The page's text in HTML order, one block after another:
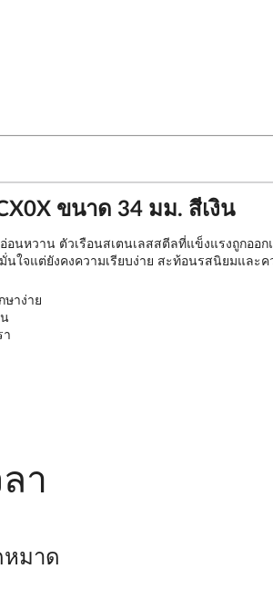
ขนาด 34 มม. สีเงิน
นหวาน ตัวเรือนสเตนเลสสตีลที่แข็งแรงถูกอ
ใจแต่ยังคงความเรียบง่าย สะท้อนรสนิยมแล
ษาง่าย
า
า
หมาด